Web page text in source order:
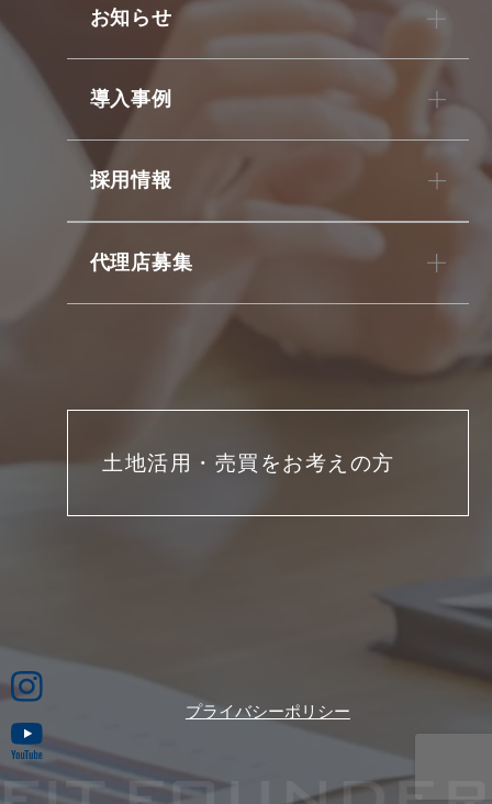
お知らせ
導入事例
採用情報
代理店募集
土地活用・売買をお考えの方
プライバシーポリシー